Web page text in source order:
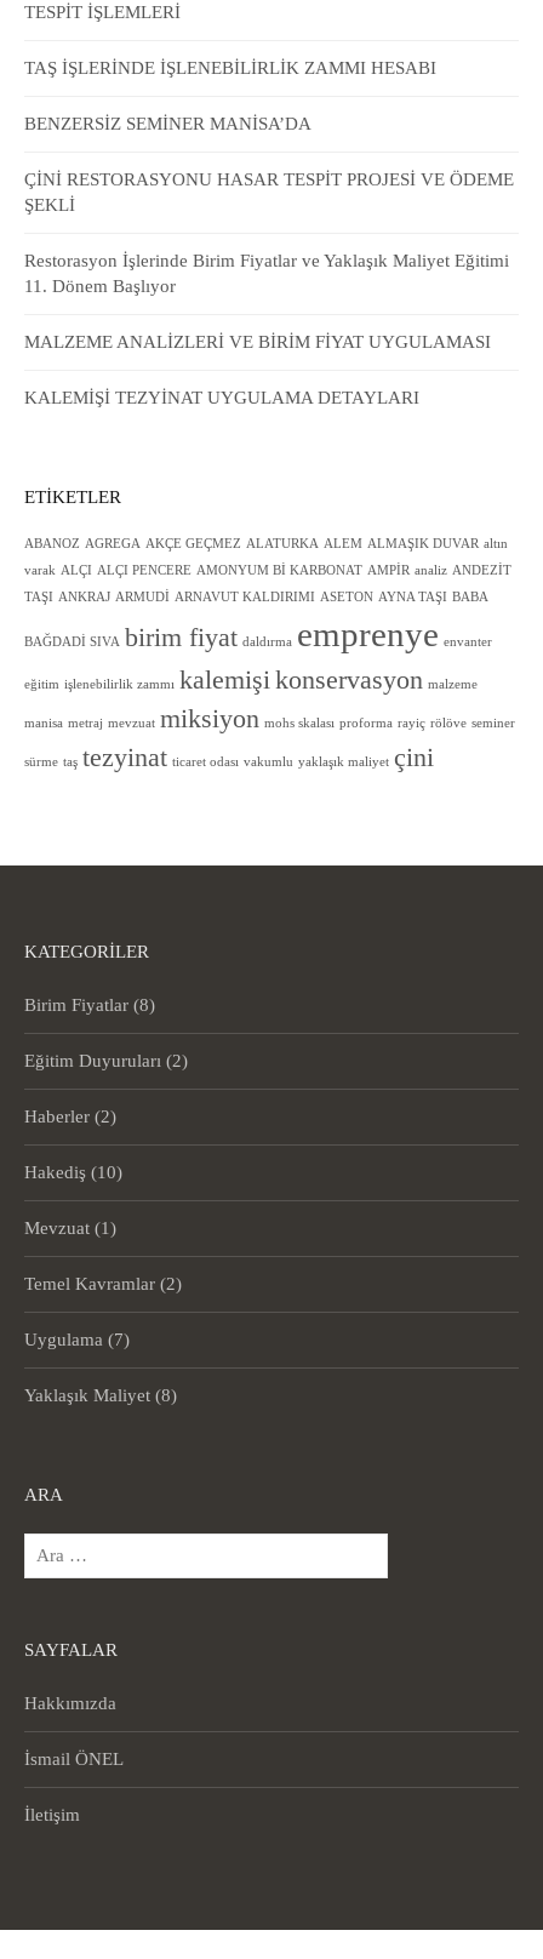
TESPİT İŞLEMLERİ
TAŞ İŞLERİNDE İŞLENEBİLİRLİK ZAMMI HESABI
BENZERSİZ SEMİNER MANİSA’DA
ÇİNİ RESTORASYONU HASAR TESPİT PROJESİ VE ÖDEME
ŞEKLİ
Restorasyon İşlerinde Birim Fiyatlar ve Yaklaşık Maliyet Eğitimi
11. Dönem Başlıyor
MALZEME ANALİZLERİ VE BİRİM FİYAT UYGULAMASI
KALEMİŞİ TEZYİNAT UYGULAMA DETAYLARI
ETIKETLER
ABANOZ AGREGA AKÇE GEÇMEZ ALATURKA ALEM ALMAŞIK DUVAR altın
varak ALÇI ALÇI PENCERE AMONYUM Bİ KARBONAT AMPİR analiz ANDEZİT
TAŞI ANKRAJ ARMUDİ ARNAVUT KALDIRIMI ASETON AYNA TAŞI BABA
BAĞDADİ SIVA birim fiyat daldırma emprenye envanter
eğitim işlenebilirlik zammı kalemişikonservasyon malzeme
manisa metraj mevzuat miksiyon mohs skalası proforma rayiç rölöve seminer
sürme taş tezyinat ticaret odası vakumlu yaklaşık maliyet çini
KATEGORILER
Birim Fiyatlar (8)
Eğitim Duyuruları (2)
Haberler (2)
Hakediş (10)
Mevzuat (1)
Temel Kavramlar (2)
Uygulama (7)
Yaklaşık Maliyet (8)
ARA
Arama:
SAYFALAR
Hakkımızda
İsmail ÖNEL
İletişim